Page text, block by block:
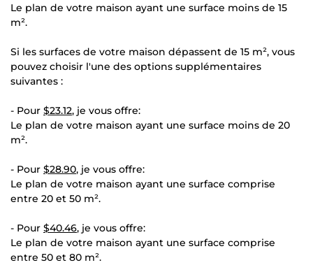
Le plan de votre maison ayant une surface moins de 15
m².
Si les surfaces de votre maison dépassent de 15 m², vous
pouvez choisir l'une des options supplémentaires
suivantes :
- Pour $23.12, je vous offre:
Le plan de votre maison ayant une surface moins de 20
m².
- Pour $28.90, je vous offre:
Le plan de votre maison ayant une surface comprise
entre 20 et 50 m².
- Pour $40.46, je vous offre:
Le plan de votre maison ayant une surface comprise
entre 50 et 80 m².